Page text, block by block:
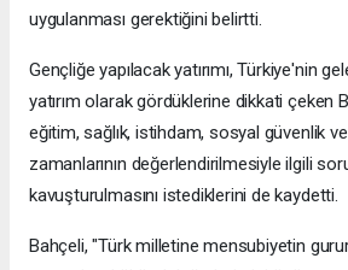
uygulanması gerektiğini belirtti.
Gençliğe yapılacak yatırımı, Türkiye'nin
yatırım olarak gördüklerine dikkati çeken
eğitim, sağlık, istihdam, sosyal güvenlik
zamanlarının değerlendirilmesiyle ilgili
kavuşturulmasını istediklerini de kaydetti.
Bahçeli, "Türk milletine mensubiyetin